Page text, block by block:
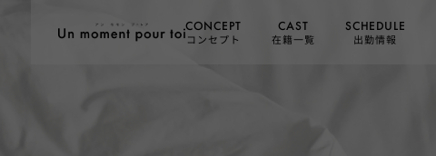
CONCEPT
コンセプト
CAST
在籍一覧
SCHEDULE
出勤情報